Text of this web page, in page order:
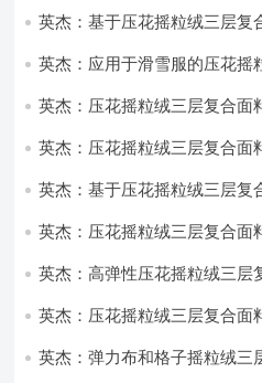
英杰：基于压花摇粒绒三层复
英杰：应用于滑雪服的压花摇
英杰：压花摇粒绒三层复合面
英杰：压花摇粒绒三层复合面
英杰：基于压花摇粒绒三层复
英杰：压花摇粒绒三层复合面
英杰：高弹性压花摇粒绒三层
英杰：压花摇粒绒三层复合面
英杰：弹力布和格子摇粒绒三